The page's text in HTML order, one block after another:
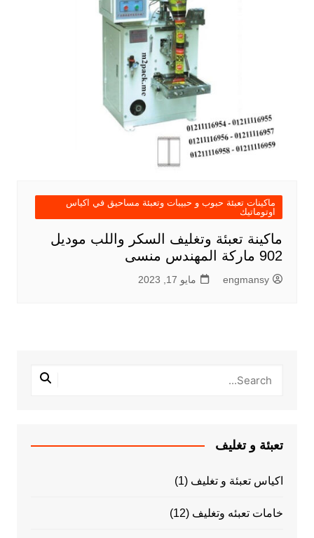
ماكينات تعبئة حبوب و حبيبات وتعبئة مساحيق في اكياس
اوتوماتيك
ماكينة تعبئة وتغليف السكر واللب موديل
902 ماركة المهندس منسى
engmansy مايو 17, 2023
تعبئة و تغليف
اكياس تعبئة و تغليف (1)
خامات تعبئه وتغليف (12)